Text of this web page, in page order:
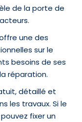
de la porte de
une des
sur le
besoins de ses
réparation.
détaillé et
les travaux. Si le
fixer un